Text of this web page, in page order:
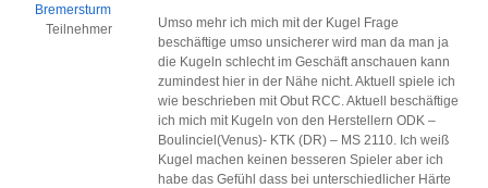
Bremersturm
Teilnehmer
Umso mehr ich mich mit der Kugel Frage
beschäftige umso unsicherer wird man da man ja
die Kugeln schlecht im Geschäft anschauen kann
zumindest hier in der Nähe nicht. Aktuell spiele ich
wie beschrieben mit Obut RCC. Aktuell beschäftige
ich mich mit Kugeln von den Herstellern ODK –
Boulinciel(Venus)- KTK (DR) – MS 2110. Ich weiß
Kugel machen keinen besseren Spieler aber ich
habe das Gefühl dass bei unterschiedlicher Härte